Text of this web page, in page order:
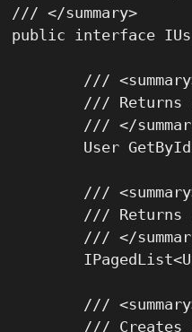
/// </summary>
public interface